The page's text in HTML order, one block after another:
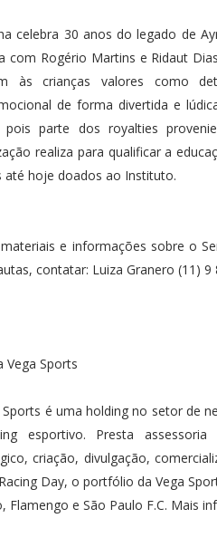
celebra 30 anos do legado de
com Rogério Martins e Ridaut
às crianças valores como
de forma divertida e
pois parte dos royalties
realiza para qualificar a
até hoje doados ao Instituto.
e informações sobre o
Vega Sports
Sports é uma holding no setor de
esportivo. Presta
criação, divulgação,
Day, o portfólio da Vega
Flamengo e São Paulo F.C. Mais